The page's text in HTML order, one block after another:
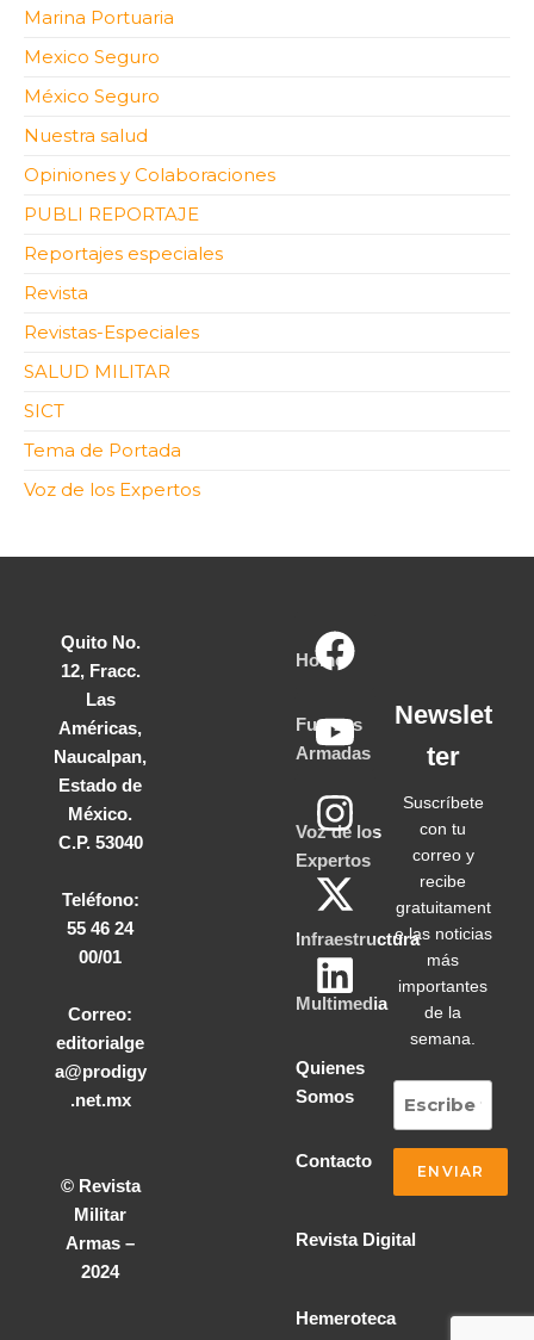
Marina Portuaria
Mexico Seguro
México Seguro
Nuestra salud
Opiniones y Colaboraciones
PUBLI REPORTAJE
Reportajes especiales
Revista
Revistas-Especiales
SALUD MILITAR
SICT
Tema de Portada
Voz de los Expertos
Quito No.
12, Fracc.
Las
Américas,
Naucalpan,
Estado de
México.
C.P. 53040
Teléfono:
55 46 24
00/01
Correo:
editorialge
a@prodigy
.net.mx
© Revista
Militar
Armas –
2024
Home
Fuerzas
Armadas
Voz de los
Expertos
Infraestructura
Multimedia
Quienes
Somos
Contacto
Revista Digital
Hemeroteca
Newslet
ter
Suscríbete
con tu
correo y
recibe
gratuitament
e las noticias
más
importantes
de la
semana.